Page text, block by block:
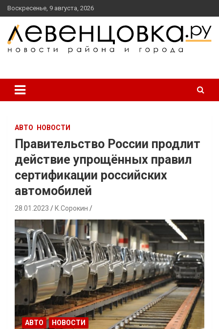
перейти
к
содержанию
Воскресенье, 9 августа, 2026
АВТО НОВОСТИ
Правительство России продлит
действие упрощённых правил
сертификации российских
автомобилей
28.01.2023 К.Сорокин
АВТО НОВОСТИ